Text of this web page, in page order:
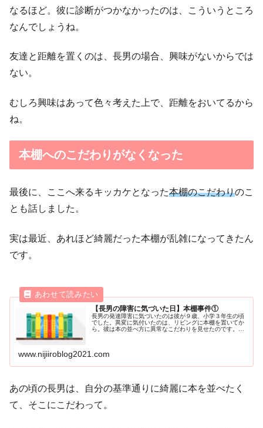
なるほど。彼に診断がつかなかったのは、こういうところ
なんでしょうね。
友達と距離を置くのは、長男の場合、興味がないからでは
ない。
むしろ興味はあって色々考えた上で、距離をおいてるから
ね。
本棚へのこだわりがなくなった
最後に、ここへ来るキッカケとなった本棚のこだわりのこ
とも話しました。
実は最近、あれほど綺麗だった本棚が乱雑になってきたん
です。
【長男の障害に気づいた日】本棚事件①
長男の発達障害に気づいたのは彼が９歳、小学３年生の頃
でした。異変に気付いたのは、リビングに本棚を置いてか
ら。彼は本の並べ方に異常なこだわりを見せたのです。こ
www.nijiiroblog2021.com
あの頃の長男は、自分の基準通りに綺麗に本を並べたく
て、そこにこだわって。